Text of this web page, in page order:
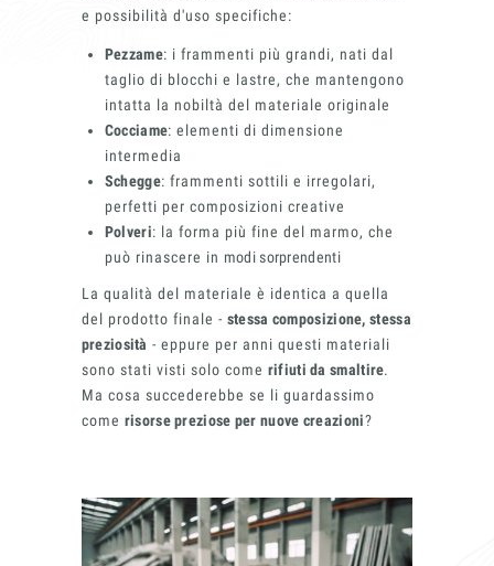
Materiali
Finiture
e possibilità d'uso specifiche:
Pezzame: i frammenti più grandi, nati dal
taglio di blocchi e lastre, che mantengono
intatta la nobiltà del materiale originale
Cocciame: elementi di dimensione
intermedia
Schegge: frammenti sottili e irregolari,
perfetti per composizioni creative
Polveri: la forma più fine del marmo, che
può rinascere in modi sorprendenti
La qualità del materiale è identica a quella
del prodotto finale - stessa composizione, stessa
preziosità - eppure per anni questi materiali
sono stati visti solo come rifiuti da smaltire.
Ma cosa succederebbe se li guardassimo
come risorse preziose per nuove creazioni?